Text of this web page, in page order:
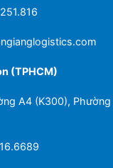
(TPHCM)
A4 (K300), Phường